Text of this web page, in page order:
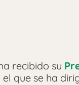
recibido su
que se ha